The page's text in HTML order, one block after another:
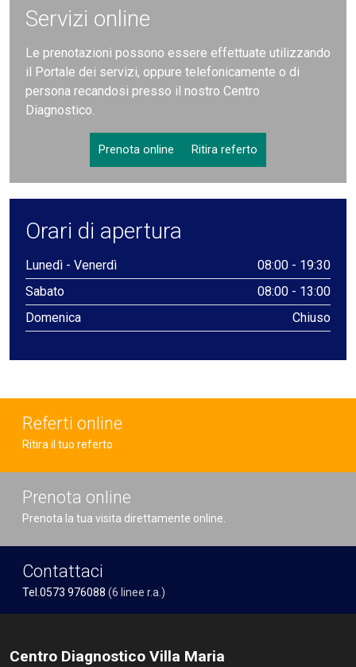
Servizi online
Le prenotazioni possono essere effettuate utilizzando
il Portale dei servizi, oppure telefonicamente o di
persona recandosi presso il nostro Centro
Diagnostico.
Prenota online Ritira referto
Orari di apertura
Lunedì - Venerdì
08:00 - 19:30
Sabato
08:00 - 13:00
Domenica
Chiuso
Referti online
Ritira il tuo referto
Prenota online
Prenota la tua visita direttamente online.
Contattaci
Tel.0573 976088 (6 linee r.a.)
Centro Diagnostico Villa Maria